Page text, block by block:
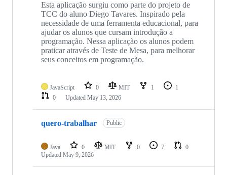
Esta aplicação surgiu como parte do projeto de
TCC do aluno Diego Tavares. Inspirado pela
necessidade de uma ferramenta educacional, para
ajudar os alunos que cursam introdução a
programação. Nessa aplicação os alunos podem
praticar através de Teste de Mesa, para melhorar
seus conceitos em programação.
JavaScript 0 MIT 1
1
0
Updated May 13, 2026
quero-trabalhar Public
Java 0 MIT 0 7
0
Updated May 9, 2026